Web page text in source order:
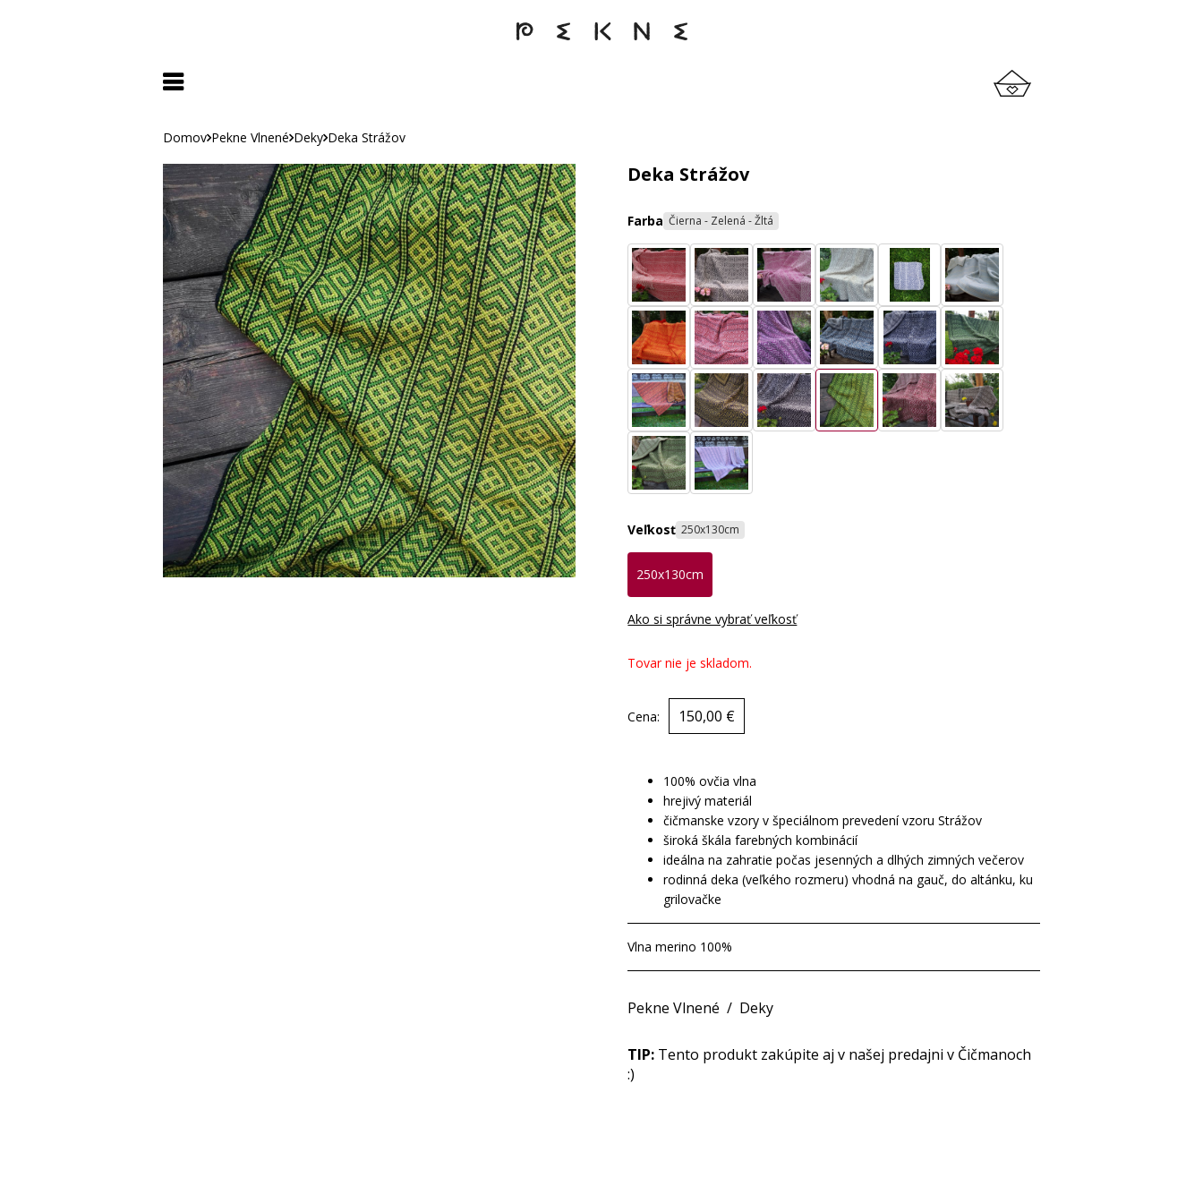
Domov Pekne Vlnené Deky Deka Strážov
Deka Strážov
Farba Čierna - Zelená - Žltá
Veľkosť 250x130cm
250x130cm
Ako si správne vybrať veľkosť
Tovar nie je skladom.
Cena: 150,00 €
100% ovčia vlna
hrejivý materiál
čičmanske vzory v špeciálnom prevedení vzoru Strážov
široká škála farebných kombinácií
ideálna na zahratie počas jesenných a dlhých zimných večerov
rodinná deka (veľkého rozmeru) vhodná na gauč, do altánku, ku
grilovačke
Vlna merino 100%
Pekne Vlnené / Deky
TIP: Tento produkt zakúpite aj v našej predajni v Čičmanoch
:)